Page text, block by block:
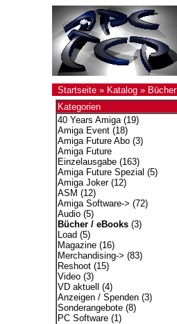
Startseite» Katalog»
Kategorien
40 Years Amiga(19)
Amiga Event(18)
Amiga Future Abo(3)
Amiga Future
Einzelausgabe(163)
Amiga Future Spezial (5)
Amiga Joker(12)
ASM (12)
Amiga Software-> (72)
Audio(5)
Bücher / eBooks(3)
Load (5)
Magazine(16)
Merchandising-> (83)
Reshoot(15)
Video(3)
VD aktuell
(4)
Anzeigen / Spenden(3)
Sonderangebote(8)
PC Software(1)